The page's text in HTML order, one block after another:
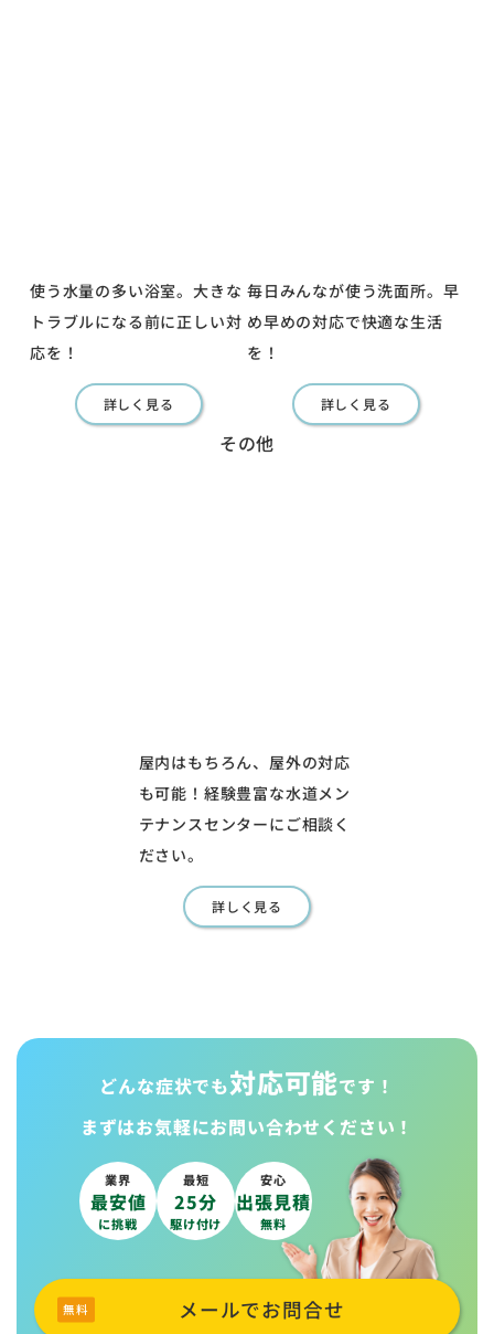
使う水量の多い浴室。大きな
トラブルになる前に正しい対
応を！
詳しく見る
毎日みんなが使う洗面所。早
め早めの対応で快適な生活
を！
詳しく見る
その他
屋内はもちろん、屋外の対応
も可能！経験豊富な水道メン
テナンスセンターにご相談く
ださい。
詳しく見る
どんな症状でも対応可能です！
まずはお気軽にお問い合わせください！
業界
最安値
に挑戦
最短
25分
駆け付け
安心
出張見積
無料
メールでお問合せ